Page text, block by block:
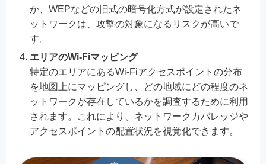
か、WEPなどの旧式の暗号化方式が設定されたネ
ットワークは、攻撃の対象になるリスクが高いで
す。
エリアのWi-Fiマッピング
特定のエリアにあるWi-Fiアクセスポイントの分布
を地図上にマッピングし、どの地域にどの程度のネ
ットワークが存在しているかを調査するために利用
されます。これにより、ネットワークカバレッジや
アクセスポイントの配置状況を視覚化できます。